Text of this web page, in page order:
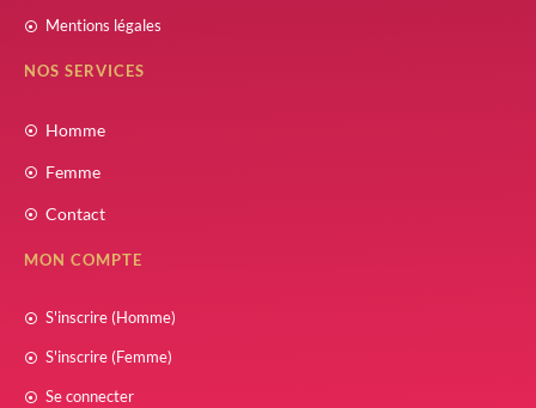
Mentions légales
NOS SERVICES
Homme
Femme
Contact
MON COMPTE
S'inscrire (Homme)
S'inscrire (Femme)
Se connecter